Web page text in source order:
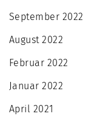
September 2022
August 2022
Februar 2022
Januar 2022
April 2021